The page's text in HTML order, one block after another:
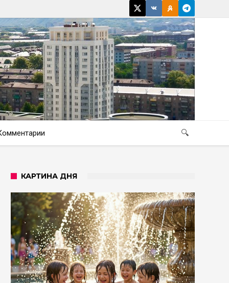
🔍
КАРТИНА ДНЯ